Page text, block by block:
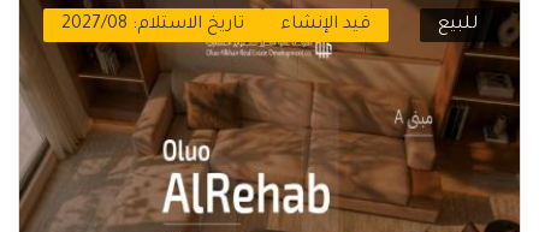
للبيع قيد الإنشاء تاريخ الاستلام: 2027/08